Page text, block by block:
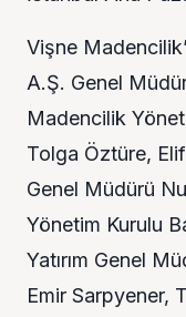
Vişne
A.Ş. Genel
Madencilik
Tolga Öztüre,
Genel Müdürü
Yönetim Kurulu
Yatırım Genel
Emir Sarpyener,